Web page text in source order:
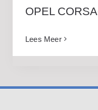
OPEL
Lees Meer